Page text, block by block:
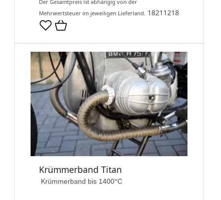
Der Gesamtpreis ist abhängig von der
Mehrwertsteuer im jeweiligen Lieferland. 18211218
Krümmerband Titan
Krümmerband bis 1400°C